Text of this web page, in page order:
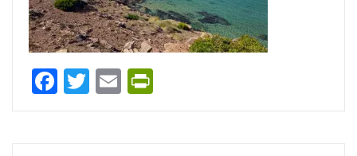
Facebook
Twitter
Email